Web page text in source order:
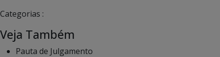
Categorias :
Veja Também
Pauta de Julgamento